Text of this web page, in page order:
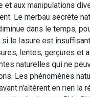
et aux manipulations
Le merbau secrète
dans le temps,
le Iasure est
lentes, gerçures et
naturelles qui ne
Les phénomènes
n'altèrent en rien la